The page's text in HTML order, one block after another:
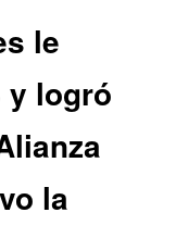
le
y logró
la